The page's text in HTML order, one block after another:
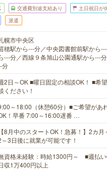
交通費別途支給あり 土日祝日が
派遣
幌市中央区
穂駅から---分／中央図書館前駅から
---分／西線９条旭山公園通駅から---
分
2日～OK ■曜日固定の相談OK！ ■希
ください！
～18:00（休憩60分）■ご希望があ
！早番 7:00～16:00遅番 …
【8月中のスタートOK！急募！】2カ
3日後に就業が可能です！
資格未経験：時給1300円～ ■週払
収1万400円以上